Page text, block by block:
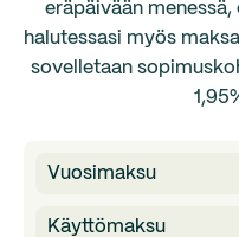
eräpäivään
halutessasi myös
sovelletaan
Vuosimaksu
Käyttömaksu